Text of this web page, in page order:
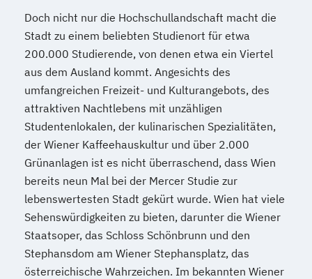
Doch nicht nur die Hochschullandschaft macht die
Stadt zu einem beliebten Studienort für etwa
200.000 Studierende, von denen etwa ein Viertel
aus dem Ausland kommt. Angesichts des
umfangreichen Freizeit- und Kulturangebots, des
attraktiven Nachtlebens mit unzähligen
Studentenlokalen, der kulinarischen Spezialitäten,
der Wiener Kaffeehauskultur und über 2.000
Grünanlagen ist es nicht überraschend, dass Wien
bereits neun Mal bei der Mercer Studie zur
lebenswertesten Stadt gekürt wurde. Wien hat viele
Sehenswürdigkeiten zu bieten, darunter die Wiener
Staatsoper, das Schloss Schönbrunn und den
Stephansdom am Wiener Stephansplatz, das
österreichische Wahrzeichen. Im bekannten Wiener